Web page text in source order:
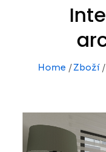
Home Zboží